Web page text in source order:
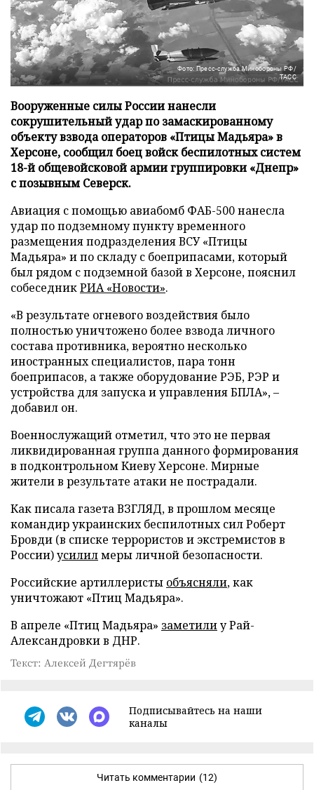
Фото: Пресс-служба Минобороны РФ/
ТАСС
Вооруженные силы России нанесли
сокрушительный удар по замаскированному
объекту взвода операторов «Птицы Мадьяра» в
Херсоне, сообщил боец войск беспилотных систем
18-й общевойсковой армии группировки «Днепр»
с позывным Северск.
Авиация с помощью авиабомб ФАБ-500 нанесла
удар по подземному пункту временного
размещения подразделения ВСУ «Птицы
Мадьяра» и по складу с боеприпасами, который
был рядом с подземной базой в Херсоне, пояснил
собеседникРИА «Новости».
«В результате огневого воздействия было
полностью уничтожено более взвода личного
состава противника, вероятно несколько
иностранных специалистов, пара тонн
боеприпасов, а также оборудование РЭБ, РЭР и
устройства для запуска и управления БПЛА», –
добавил он.
Военнослужащий отметил, что это не первая
ликвидированная группа данного формирования
в подконтрольном Киеву Херсоне. Мирные
жители в результате атаки не пострадали.
Как писала газета ВЗГЛЯД, в прошлом месяце
командир украинских беспилотных сил Роберт
Бровди (в списке террористов и экстремистов в
России)усилилмеры личной безопасности.
Российские артиллеристы объясняли, как
уничтожают «Птиц Мадьяра».
В апреле «Птиц Мадьяра» заметилиу Рай-
Александровки в ДНР.
Текст: Алексей Дегтярёв
Подписывайтесь на наши
каналы
Читать комментарии (12)